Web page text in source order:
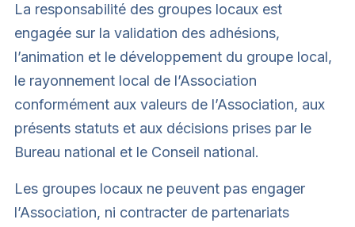
La responsabilité des groupes locaux est
engagée sur la validation des adhésions,
l’animation et le développement du groupe local,
le rayonnement local de l’Association
conformément aux valeurs de l’Association, aux
présents statuts et aux décisions prises par le
Bureau national et le Conseil national.
Les groupes locaux ne peuvent pas engager
l’Association, ni contracter de partenariats